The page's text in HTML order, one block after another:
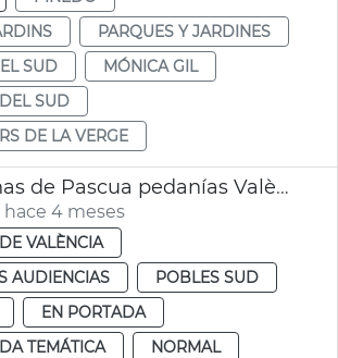
PARQUES Y JARDINES
SUD
MÓNICA GIL
SUD
DE LA VERGE
Taller monas de Pascua pedanías València
4 meses
VALÈNCIA
AUDIENCIAS
POBLES SUD
EN PORTADA
TEMÁTICA
NORMAL